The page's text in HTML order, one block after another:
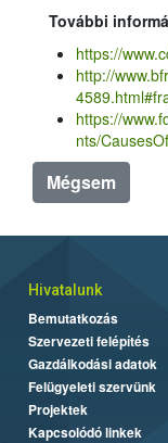
További
https://
http://
https://
nts/
Mégsem
Hivatalunk
Bemutatkozás
Szervezeti felépítés
Gazdálkodási adatok
Felügyeleti szervünk
Projektek
Kapcsolódó linkek